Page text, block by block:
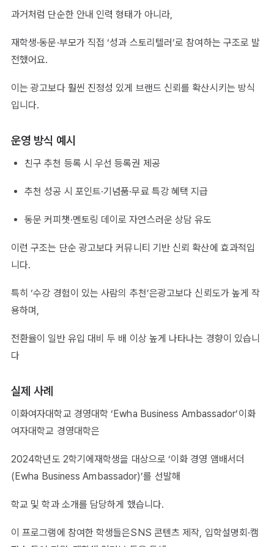
과거처럼 단순한 안내 인력 형태가 아니라,
재학생·동문·부모가 직접 ‘성과 스토리텔러’로 참여하는 구조로 발
전했어요.
이는 광고보다 훨씬 진정성 있게 브랜드 신뢰를 확산시키는 방식
입니다.
운영 방식 예시
친구 추천 등록 시 우선 등록권 제공
추천 성공 시 포인트·기념품·무료 특강 혜택 지급
동문 커피챗·멘토링 데이로 자연스러운 상담 유도
이런 구조는 단순 광고보다 커뮤니티 기반 신뢰 확산에 효과적입
니다.
특히 ‘수강 경험이 있는 사람의 추천’은광고보다 신뢰도가 높게 작
용하며,
전환율이 일반 유입 대비 두 배 이상 높게 나타나는 경향이 있습니
다
실제 사례
이화여자대학교 경영대학 ‘Ewha Business Ambassador’이화
여자대학교 경영대학은
2024학년도 2학기에재학생을 대상으로 ‘이화 경영 앰배서더
(Ewha Business Ambassador)’를 선발해
학교 및 학과 소개를 담당하게 했습니다.
이 프로그램에 참여한 학생들은SNS 콘텐츠 제작, 입학설명회·캠